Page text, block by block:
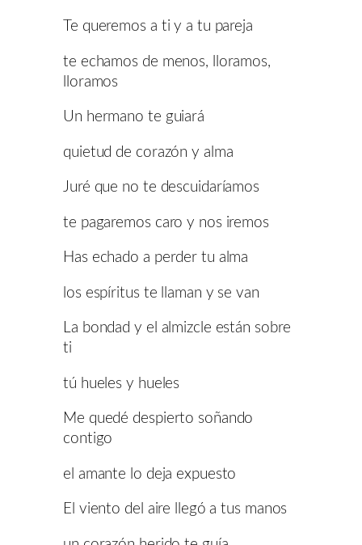
Te queremos a ti y a tu pareja
te echamos de menos, lloramos,
lloramos
Un hermano te guiará
quietud de corazón y alma
Juré que no te descuidaríamos
te pagaremos caro y nos iremos
Has echado a perder tu alma
los espíritus te llaman y se van
La bondad y el almizcle están sobre
ti
tú hueles y hueles
Me quedé despierto soñando
contigo
el amante lo deja expuesto
El viento del aire llegó a tus manos